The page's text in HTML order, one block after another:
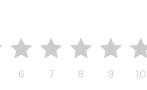
6 7 8 9 10